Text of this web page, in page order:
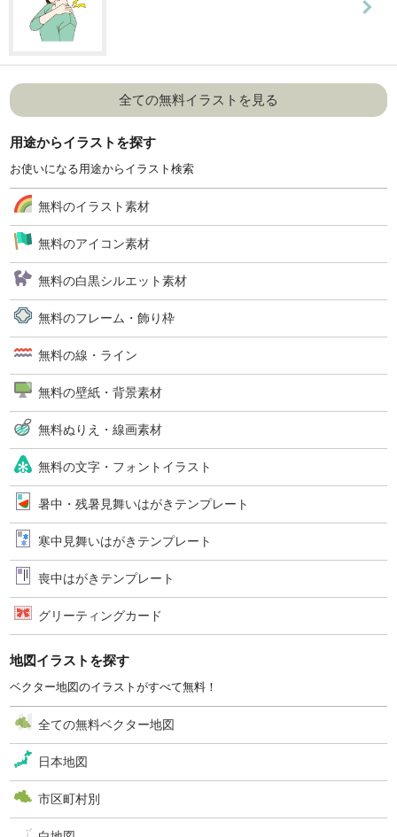
全ての無料イラストを見る
用途からイラストを探す
お使いになる用途からイラスト検索
無料のイラスト素材
無料のアイコン素材
無料の白黒シルエット素材
無料のフレーム・飾り枠
無料の線・ライン
無料の壁紙・背景素材
無料ぬりえ・線画素材
無料の文字・フォントイラスト
暑中・残暑見舞いはがきテンプレート
寒中見舞いはがきテンプレート
喪中はがきテンプレート
グリーティングカード
地図イラストを探す
ベクター地図のイラストがすべて無料！
全ての無料ベクター地図
日本地図
市区町村別